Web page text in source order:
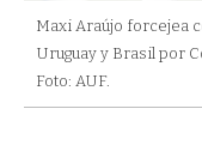
Maxi Araújo forcejea
Uruguay y Brasil por
Foto: AUF.